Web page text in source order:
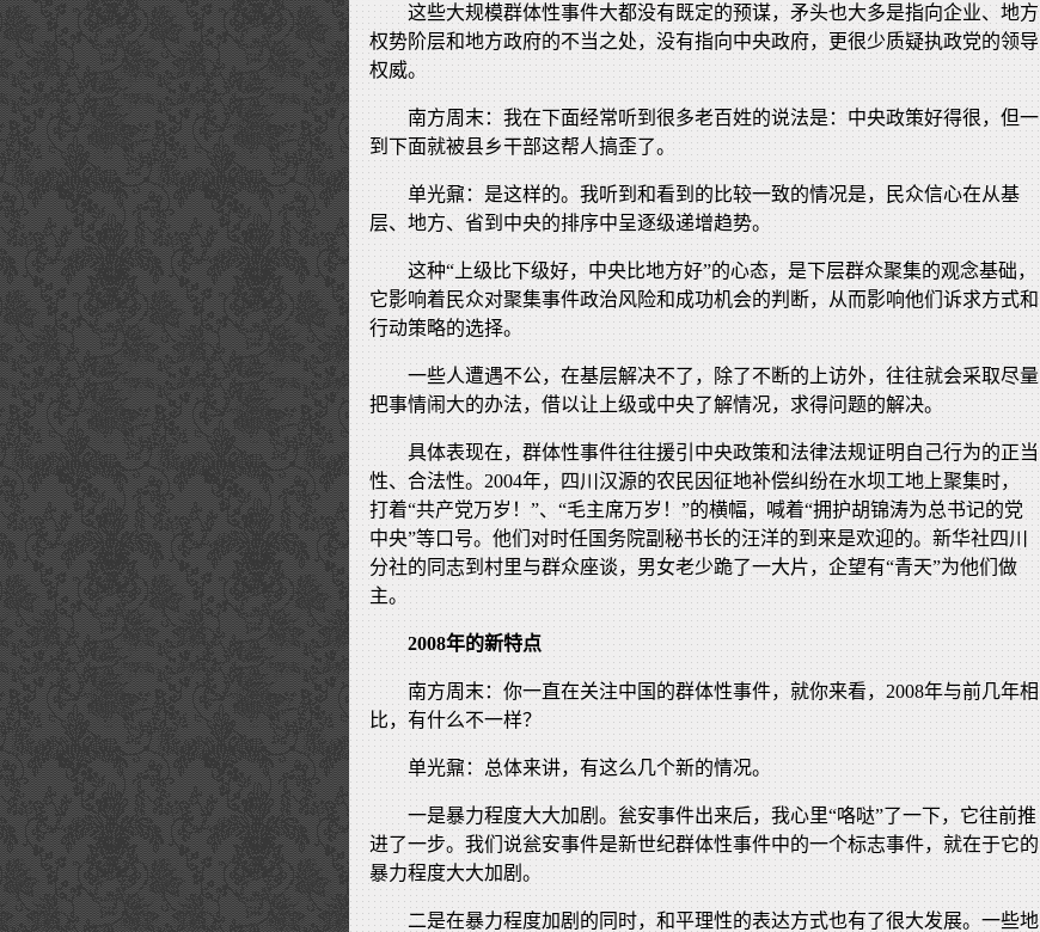
这些大规模群体性事件大都没有既定的预谋，矛头也大多是指向企业、地方
权势阶层和地方政府的不当之处，没有指向中央政府，更很少质疑执政党的领导
权威。
南方周末：我在下面经常听到很多老百姓的说法是：中央政策好得很，但一
到下面就被县乡干部这帮人搞歪了。
单光鼐：是这样的。我听到和看到的比较一致的情况是，民众信心在从基
层、地方、省到中央的排序中呈逐级递增趋势。
这种“上级比下级好，中央比地方好”的心态，是下层群众聚集的观念基础，
它影响着民众对聚集事件政治风险和成功机会的判断，从而影响他们诉求方式和
行动策略的选择。
一些人遭遇不公，在基层解决不了，除了不断的上访外，往往就会采取尽量
把事情闹大的办法，借以让上级或中央了解情况，求得问题的解决。
具体表现在，群体性事件往往援引中央政策和法律法规证明自己行为的正当
性、合法性。2004年，四川汉源的农民因征地补偿纠纷在水坝工地上聚集时，
打着“共产党万岁！”、“毛主席万岁！”的横幅，喊着“拥护胡锦涛为总书记的党
中央”等口号。他们对时任国务院副秘书长的汪洋的到来是欢迎的。新华社四川
分社的同志到村里与群众座谈，男女老少跪了一大片，企望有“青天”为他们做
主。
2008年的新特点
南方周末：你一直在关注中国的群体性事件，就你来看，2008年与前几年相
比，有什么不一样？
单光鼐：总体来讲，有这么几个新的情况。
一是暴力程度大大加剧。瓮安事件出来后，我心里“咯哒”了一下，它往前推
进了一步。我们说瓮安事件是新世纪群体性事件中的一个标志事件，就在于它的
暴力程度大大加剧。
二是在暴力程度加剧的同时，和平理性的表达方式也有了很大发展。一些地